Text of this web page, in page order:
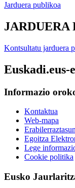
Jarduera publikoa
Kontsultatu jarduera
Informazio
Kontaktua
Web-mapa
Egoitza
Lege
Cookie politika
Eusko